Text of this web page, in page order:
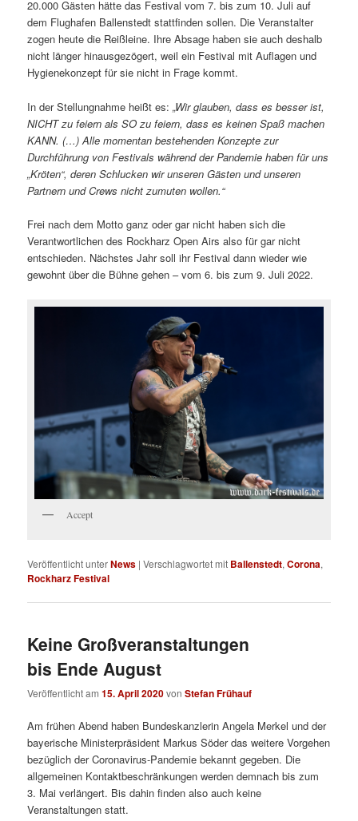
20.000 Gästen hätte das Festival vom 7. bis zum 10. Juli auf
dem Flughafen Ballenstedt stattfinden sollen. Die Veranstalter
zogen heute die Reißleine. Ihre Absage haben sie auch deshalb
nicht länger hinausgezögert, weil ein Festival mit Auflagen und
Hygienekonzept für sie nicht in Frage kommt.
In der Stellungnahme heißt es:„Wir glauben, dass es besser ist,
NICHT zu feiern als SO zu feiern, dass es keinen Spaß machen
KANN. (…) Alle momentan bestehenden Konzepte zur
Durchführung von Festivals während der Pandemie haben für uns
„Kröten“, deren Schlucken wir unseren Gästen und unseren
Partnern und Crews nicht zumuten wollen.“
Frei nach dem Motto ganz oder gar nicht haben sich die
Verantwortlichen des Rockharz Open Airs also für gar nicht
entschieden. Nächstes Jahr soll ihr Festival dann wieder wie
gewohnt über die Bühne gehen – vom 6. bis zum 9. Juli 2022.
Accept
Veröffentlicht unterNews |Verschlagwortet mit Ballenstedt,Corona,
Rockharz Festival
Keine Großveranstaltungen
bis Ende August
Veröffentlicht am15. April 2020vonStefan Frühauf
Am frühen Abend haben Bundeskanzlerin Angela Merkel und der
bayerische Ministerpräsident Markus Söder das weitere Vorgehen
bezüglich der Coronavirus-Pandemie bekannt gegeben. Die
allgemeinen Kontaktbeschränkungen werden demnach bis zum
3. Mai verlängert. Bis dahin finden also auch keine
Veranstaltungen statt.